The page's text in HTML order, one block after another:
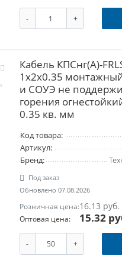
- +
Кабель КПСнг(А)-
1х2х0.35
и СОУЭ не
горения
0.35 кв. мм
Код товара:
Артикул:
Бренд:
Под заказ
Обновлено 07.08.2026
Розничная цена:16.13
Оптовая цена: 15.32
- +